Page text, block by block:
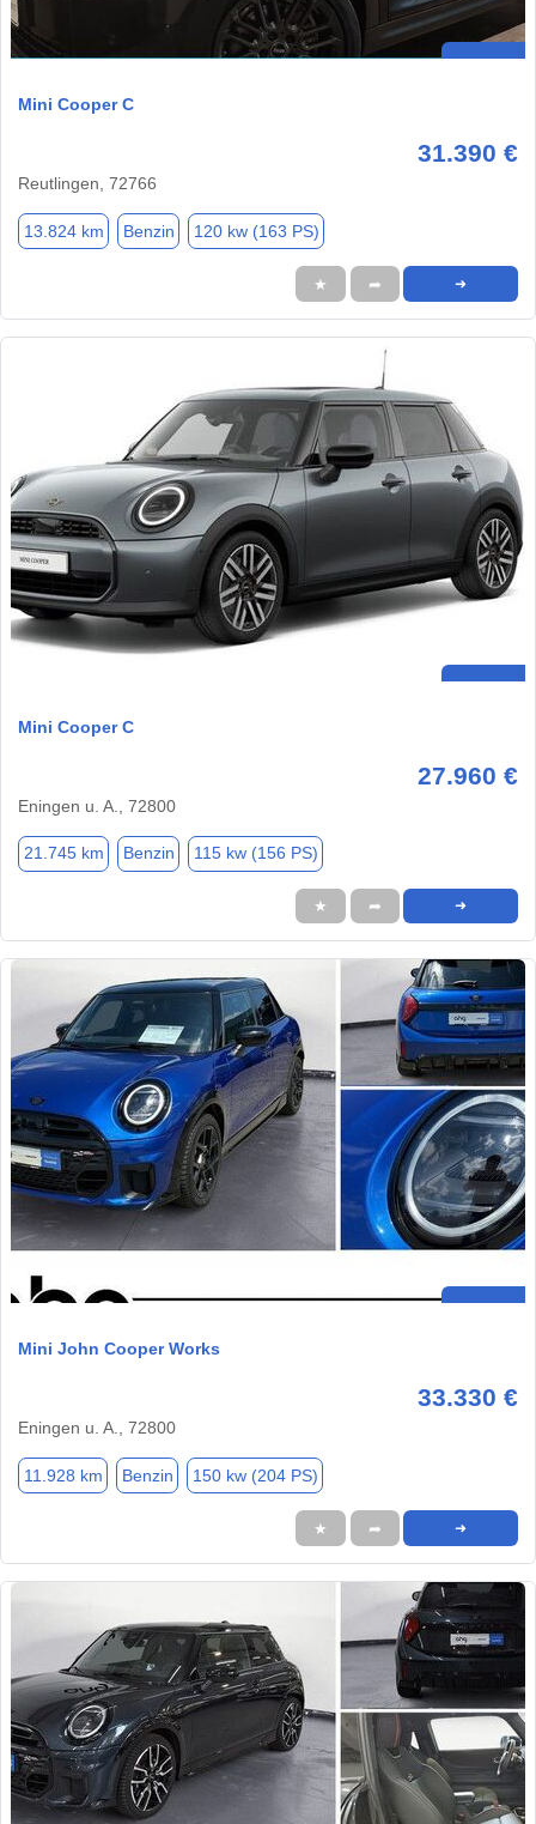
Mini Cooper C
31.390 €
Reutlingen, 72766
13.824 km Benzin 120 kw (163 PS)
★ ➦ ➜
Mini Cooper C
27.960 €
Eningen u. A., 72800
21.745 km Benzin 115 kw (156 PS)
★ ➦ ➜
Mini John Cooper Works
33.330 €
Eningen u. A., 72800
11.928 km Benzin 150 kw (204 PS)
★ ➦ ➜